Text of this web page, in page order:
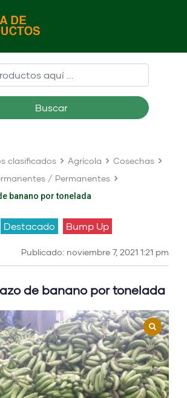
Buscar
clasificados Agrícola
Cosechas
/ Permanentes
banano por tonelada
Destacado Bump Up
Publicado: noviembre 7, 2021 1:21 pm
de banano por tonelada